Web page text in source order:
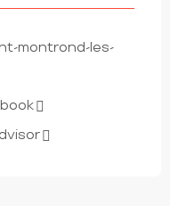
montrond-les-